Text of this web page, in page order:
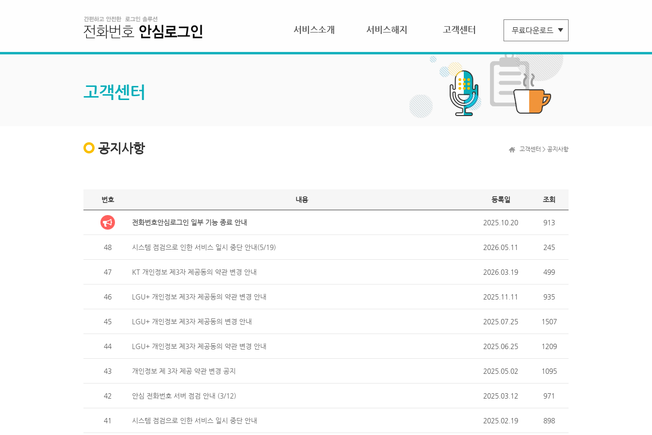
서비스소개 서비스해지 고객센터
고객센터
공지사항 고객센터 > 공지사항
번호 내용 등록일 조회
전화번호안심로그인 일부 기능 종료 안내 2025.10.20 913
48 시스템 점검으로 인한 서비스 일시 중단 안내(5/19) 2026.05.11 245
47 KT 개인정보 제3자 제공동의 약관 변경 안내 2026.03.19 499
46 LGU+ 개인정보 제3자 제공동의 약관 변경 안내 2025.11.11 935
45 LGU+ 개인정보 제3자 제공동의 변경 안내 2025.07.25 1507
44 LGU+ 개인정보 제3자 제공동의 약관 변경 안내 2025.06.25 1209
43 개인정보 제 3자 제공 약관 변경 공지 2025.05.02 1095
42 안심 전화번호 서버 점검 안내 (3/12) 2025.03.12 971
41 시스템 점검으로 인한 서비스 일시 중단 안내 2025.02.19 898